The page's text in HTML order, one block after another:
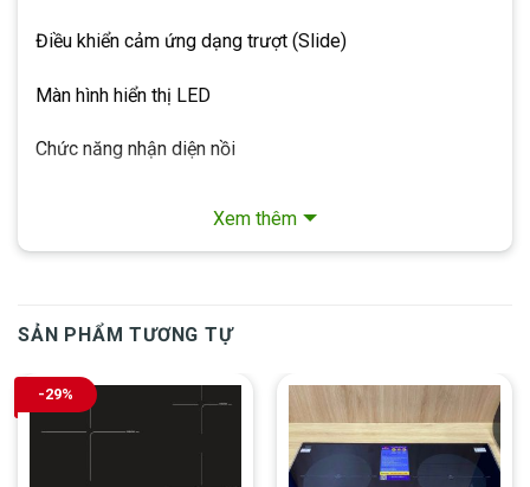
Điều khiển cảm ứng dạng trượt (Slide)
Màn hình hiển thị LED
Chức năng nhận diện nồi
Chức năng khóa phím an toàn
Booster)
Bếp điện 2 vòng điện
Xem thêm
SẢN PHẨM TƯƠNG TỰ
-29%